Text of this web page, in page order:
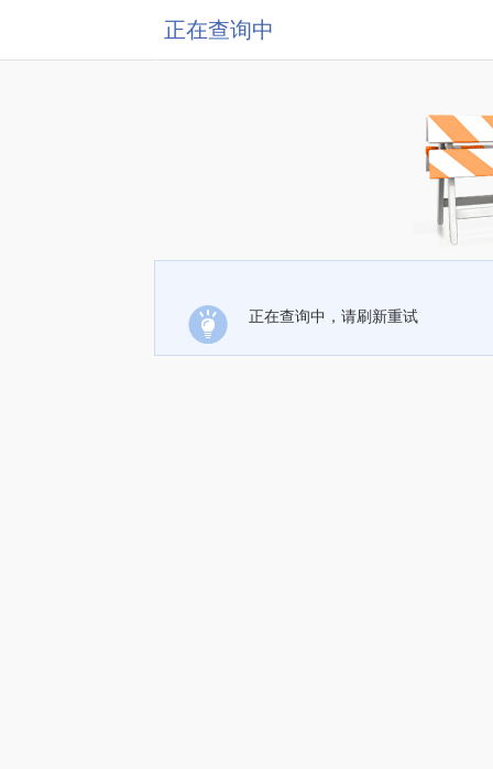
正在查询中
正在查询中，请刷新重试